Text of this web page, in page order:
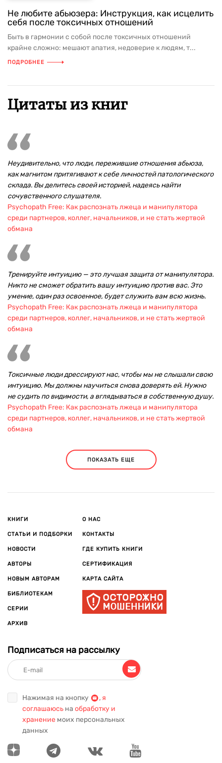
Не любите абьюзера: Инструкция, как исцелить
себя после токсичных отношений
Быть в гармонии с собой после токсичных отношений
крайне сложно: мешают апатия, недоверие к людям, т...
ПОДРОБНЕЕ
Цитаты из книг
Неудивительно, что люди, пережившие отношения абьюза,
как магнитом притягивают к себе личностей патологического
склада. Вы делитесь своей историей, надеясь найти
сочувственного слушателя.
Psychopath Free: Как распознать лжеца и манипулятора
среди партнеров, коллег, начальников, и не стать жертвой
обмана
Тренируйте интуицию — это лучшая защита от манипулятора.
Никто не сможет обратить вашу интуицию против вас. Это
умение, один раз освоенное, будет служить вам всю жизнь.
Psychopath Free: Как распознать лжеца и манипулятора
среди партнеров, коллег, начальников, и не стать жертвой
обмана
Токсичные люди дрессируют нас, чтобы мы не слышали свою
интуицию. Мы должны научиться снова доверять ей. Нужно
не судить по видимости, а вглядываться в собственную душу.
Psychopath Free: Как распознать лжеца и манипулятора
среди партнеров, коллег, начальников, и не стать жертвой
обмана
ПОКАЗАТЬ ЕЩЕ
КНИГИ
СТАТЬИ И ПОДБОРКИ
НОВОСТИ
АВТОРЫ
НОВЫМ АВТОРАМ
БИБЛИОТЕКАМ
СЕРИИ
АРХИВ
О НАС
КОНТАКТЫ
ГДЕ КУПИТЬ КНИГИ
СЕРТИФИКАЦИЯ
КАРТА САЙТА
Подписаться на рассылку
Нажимая на кнопку , я
соглашаюсь на обработку и
хранение моих персональных
данных